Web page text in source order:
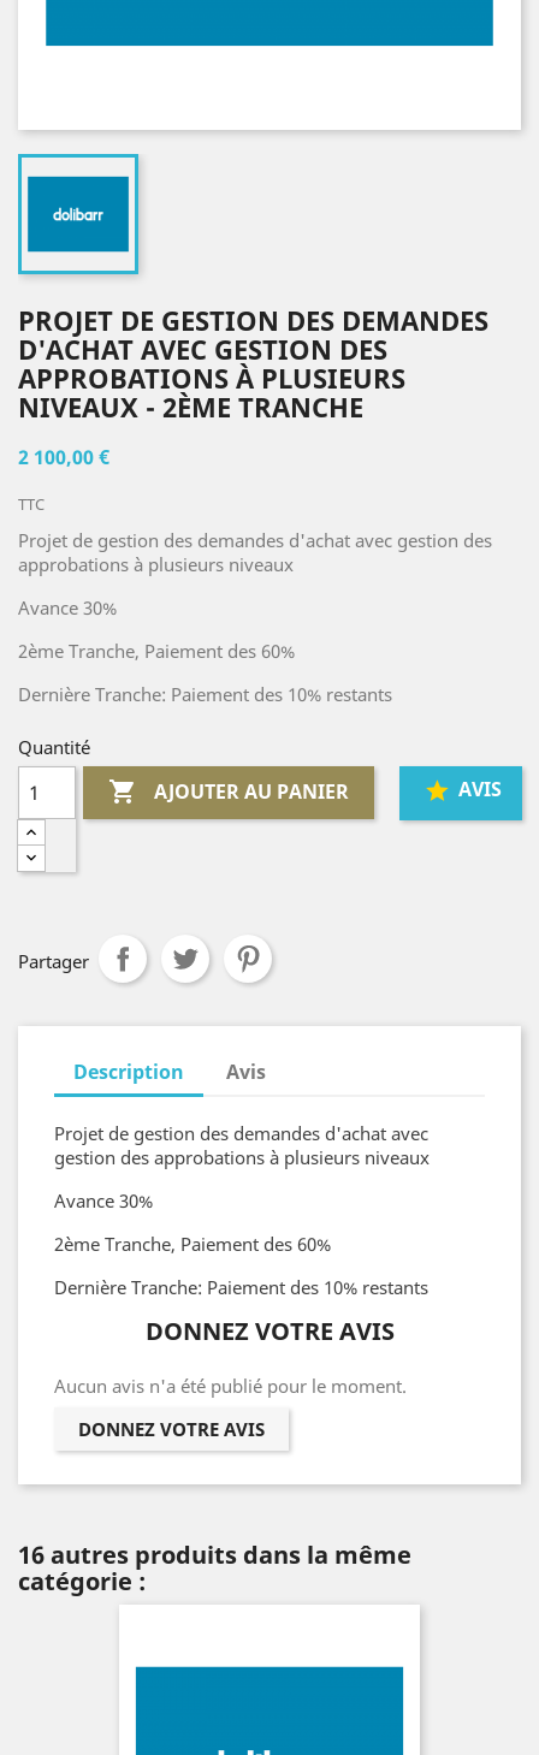
PROJET DE GESTION DES DEMANDES
D'ACHAT AVEC GESTION DES
APPROBATIONS À PLUSIEURS
NIVEAUX - 2ÈME TRANCHE
2 100,00 €
TTC
Projet de gestion des demandes d'achat avec gestion des
approbations à plusieurs niveaux
Avance 30%
2ème Tranche, Paiement des 60%
Dernière Tranche: Paiement des 10% restants
Quantité
 AJOUTER AU PANIER AVIS
Partager
Description Avis
Projet de gestion des demandes d'achat avec
gestion des approbations à plusieurs niveaux
Avance 30%
2ème Tranche, Paiement des 60%
Dernière Tranche: Paiement des 10% restants
DONNEZ VOTRE AVIS
Aucun avis n'a été publié pour le moment.
DONNEZ VOTRE AVIS
16 autres produits dans la même
catégorie :